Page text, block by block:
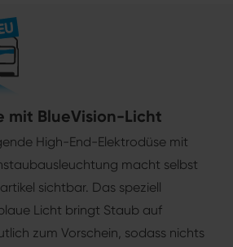
mit BlueVision-Licht
High-End-Elektrodüse mit
macht selbst
sichtbar. Das speziell
Licht bringt Staub auf
zum Vorschein, sodass nichts